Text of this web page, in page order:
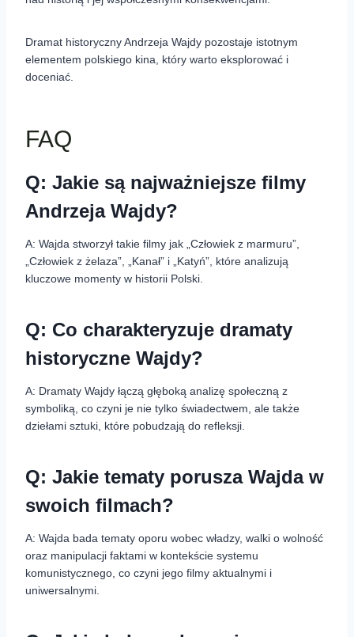
Dramat historyczny Andrzeja Wajdy pozostaje istotnym
elementem polskiego kina, który warto eksplorować i
doceniać.
FAQ
Q: Jakie są najważniejsze filmy
Andrzeja Wajdy?
A: Wajda stworzył takie filmy jak „Człowiek z marmuru”,
„Człowiek z żelaza”, „Kanał” i „Katyń”, które analizują
kluczowe momenty w historii Polski.
Q: Co charakteryzuje dramaty
historyczne Wajdy?
A: Dramaty Wajdy łączą głęboką analizę społeczną z
symboliką, co czyni je nie tylko świadectwem, ale także
dziełami sztuki, które pobudzają do refleksji.
Q: Jakie tematy porusza Wajda w
swoich filmach?
A: Wajda bada tematy oporu wobec władzy, walki o wolność
oraz manipulacji faktami w kontekście systemu
komunistycznego, co czyni jego filmy aktualnymi i
uniwersalnymi.